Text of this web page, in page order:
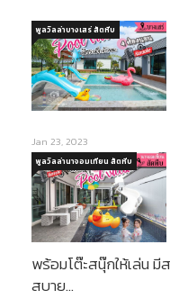
พูลวิลล่าบางเสร่ สัตหีบ
Jan 23, 2023
พร้อมโต๊ะสนุ๊กให้เล่น
สบาย…
พูลวิลล่านาจอมเทียน สัตหีบ